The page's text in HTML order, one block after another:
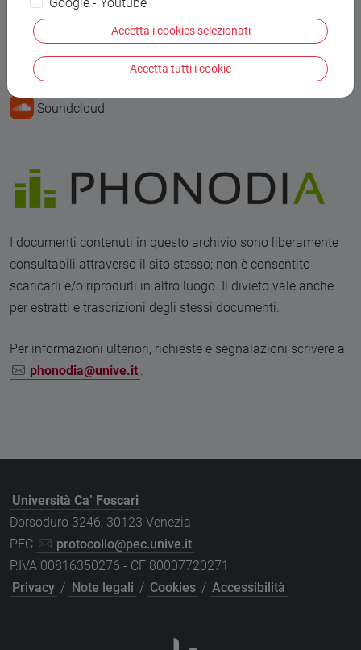
Contatti
Alessandro Mistrorigo
Soundcloud
I documenti contenuti in questo archivio sono liberamente
consultabili attraverso il sito stesso; non è consentito
scaricarli e/o riprodurli in altro luogo. Il divieto vale anche
per estratti e trascrizioni degli stessi documenti.
Per informazioni ulteriori, richieste e segnalazioni scrivere a
phonodia@unive.it
Università Ca’ Foscari
Dorsoduro 3246, 30123 Venezia
PEC
protocollo@pec.unive.it
P.IVA 00816350276 - CF 80007720271
Privacy / Note legali / Cookies / Accessibilità
Accetta i cookies selezionati
Accetta tutti i cookie